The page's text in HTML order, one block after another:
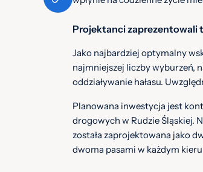
Projektanci zaprezentowali
Jako najbardziej optymalny
najmniejszej liczby wyburzeń,
oddziaływanie hałasu.
Planowana inwestycja jest
drogowych w Rudzie Śląskiej.
została zaprojektowana jako
dwoma pasami w każdym